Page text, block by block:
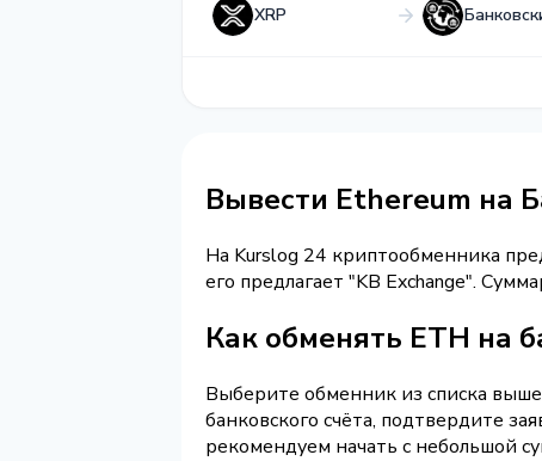
XRP
Вывести Ethereum на
На Kurslog 24 криптообменника
его предлагает "KB Exchange".
Как обменять ETH на
Выберите обменник из списка
банковского счёта, подтвердите
рекомендуем начать с небольшой